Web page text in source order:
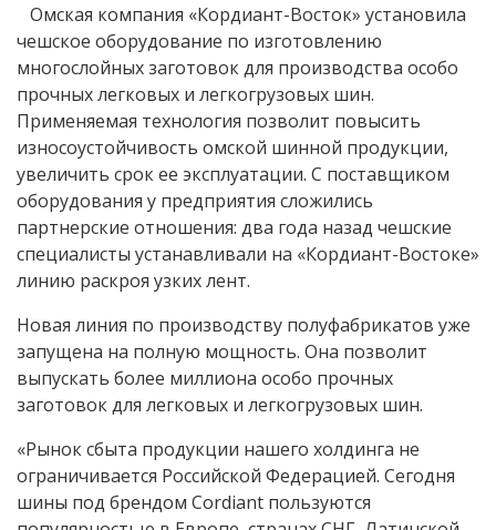
Омская компания «Кордиант-Восток» установила
чешское оборудование по изготовлению
многослойных заготовок для производства особо
прочных легковых и легкогрузовых шин.
Применяемая технология позволит повысить
износоустойчивость омской шинной продукции,
увеличить срок ее эксплуатации. С поставщиком
оборудования у предприятия сложились
партнерские отношения: два года назад чешские
специалисты устанавливали на «Кордиант-Востоке»
линию раскроя узких лент.
Новая линия по производству полуфабрикатов уже
запущена на полную мощность. Она позволит
выпускать более миллиона особо прочных
заготовок для легковых и легкогрузовых шин.
«Рынок сбыта продукции нашего холдинга не
ограничивается Российской Федерацией. Сегодня
шины под брендом Cordiant пользуются